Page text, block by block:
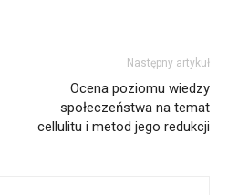
Następny artykuł
Ocena poziomu wiedzy
społeczeństwa na temat
cellulitu i metod jego redukcji